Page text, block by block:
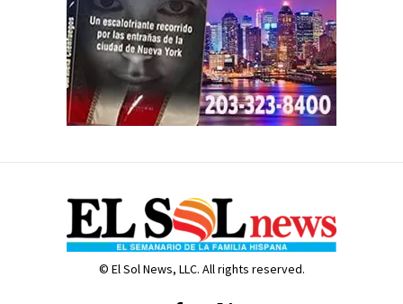
© El Sol News, LLC. All rights reserved.